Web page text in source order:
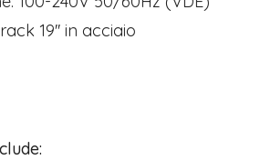
19'' in acciaio